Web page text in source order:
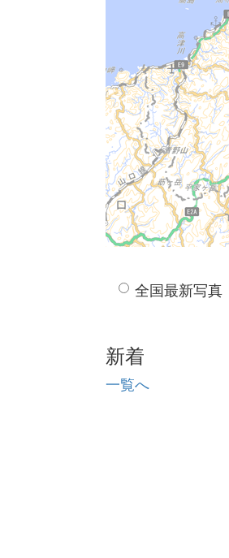
全国最新写真
新着
一覧へ